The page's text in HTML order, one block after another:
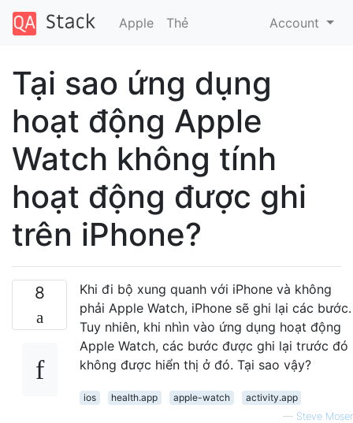
Apple Thẻ Account
Tại sao ứng dụng
hoạt động Apple
Watch không tính
hoạt động được ghi
trên iPhone?
8
Khi đi bộ xung quanh với iPhone và không
phải Apple Watch, iPhone sẽ ghi lại các bước.
Tuy nhiên, khi nhìn vào ứng dụng hoạt động
Apple Watch, các bước được ghi lại trước đó
không được hiển thị ở đó. Tại sao vậy?
ios health.app apple-watch
activity.app
— Steve Moser